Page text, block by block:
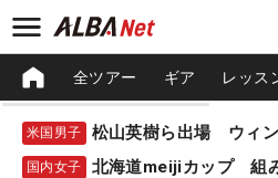
全ツアー ギア レッス
米国男子 松山英樹ら出場 ウィ
国内女子 北海道meijiカップ 組